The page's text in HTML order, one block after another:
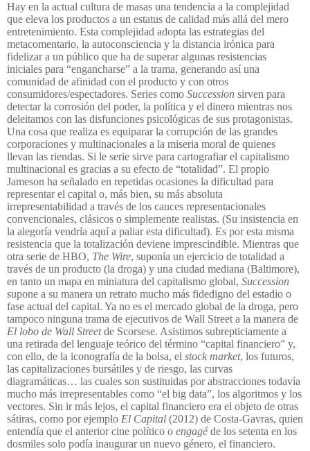
Hay en la actual cultura de masas una tendencia a la complejidad
que eleva los productos a un estatus de calidad más allá del mero
entretenimiento. Esta complejidad adopta las estrategias del
metacomentario, la autoconsciencia y la distancia irónica para
fidelizar a un público que ha de superar algunas resistencias
iniciales para “engancharse” a la trama, generando así una
comunidad de afinidad con el producto y con otros
consumidores/espectadores. Series como Succession sirven para
detectar la corrosión del poder, la política y el dinero mientras nos
deleitamos con las disfunciones psicológicas de sus protagonistas.
Una cosa que realiza es equiparar la corrupción de las grandes
corporaciones y multinacionales a la miseria moral de quienes
llevan las riendas. Si le serie sirve para cartografiar el capitalismo
multinacional es gracias a su efecto de “totalidad”. El propio
Jameson ha señalado en repetidas ocasiones la dificultad para
representar el capital o, más bien, su más absoluta
irrepresentabilidad a través de los cauces representacionales
convencionales, clásicos o simplemente realistas. (Su insistencia en
la alegoría vendría aquí a paliar esta dificultad). Es por esta misma
resistencia que la totalización deviene imprescindible. Mientras que
otra serie de HBO, The Wire, suponía un ejercicio de totalidad a
través de un producto (la droga) y una ciudad mediana (Baltimore),
en tanto un mapa en miniatura del capitalismo global, Succession
supone a su manera un retrato mucho más fidedigno del estadio o
fase actual del capital. Ya no es el mercado global de la droga, pero
tampoco ninguna trama de ejecutivos de Wall Street a la manera de
El lobo de Wall Streetde Scorsese. Asistimos subrepticiamente a
una retirada del lenguaje teórico del término “capital financiero” y,
con ello, de la iconografía de la bolsa, el stock market, los futuros,
las capitalizaciones bursátiles y de riesgo, las curvas
diagramáticas… las cuales son sustituidas por abstracciones todavía
mucho más irrepresentables como “el big data”, los algoritmos y los
vectores. Sin ir más lejos, el capital financiero era el objeto de otras
sátiras, como por ejemplo El Capital (2012) de Costa-Gavras, quien
entendía que el anterior cine político o engagéde los setenta en los
dosmiles solo podía inaugurar un nuevo género, el financiero.